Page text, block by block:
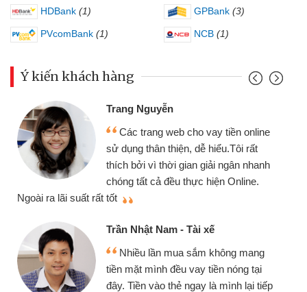
HDBank (1) GPBank (3)
PVcomBank (1) NCB (1)
Ý kiến khách hàng
cho vay tiền online
dễ hiểu.Tôi rất
giải ngân nhanh
hiện Online.
Tài xế
sắm không mang
vay tiền nóng tại
ngay là mình lại tiếp
Mình cần tiền gấp
chiếc xe wave nhưng
gói vay tiền bằng
cần gặp mặt nên rất
thiệu cho bạn bè biết
Cấn Văn Lực - Tạp
nhiều lúc cần vốn
đến website qua bạn